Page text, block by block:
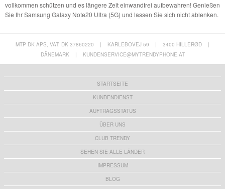
vollkommen schützen und es längere Zeit einwandfrei aufbewahren! Genießen
Sie Ihr Samsung Galaxy Note20 Ultra (5G) und lassen Sie sich nicht ablenken.
MTP DK APS, VAT: DK 37860220 | KARLEBOVEJ 59 | 3400 HILLERØD
|
DÄNEMARK
| KUNDENSERVICE@MYTRENDYPHONE.AT
STARTSEITE
KUNDENDIENST
AUFTRAGSSTATUS
ÜBER UNS
CLUB TRENDY
SEHEN SIE ALLE LÄNDER
IMPRESSUM
BLOG